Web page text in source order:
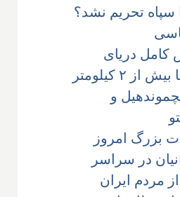
سپاه تحریم نشد؟
کامل دریای
تظاهرات ایرانیان با بیش از ۲ کیلومتر
ریچموندهیل و
بزرگ امروز
در سراسر
مردم ایران